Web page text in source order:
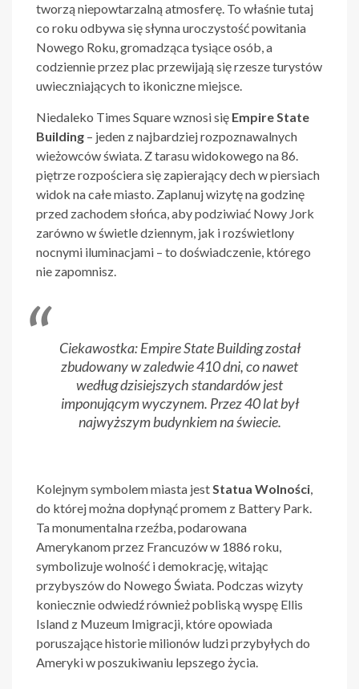
tworzą niepowtarzalną atmosferę. To właśnie tutaj
co roku odbywa się słynna uroczystość powitania
Nowego Roku, gromadząca tysiące osób, a
codziennie przez plac przewijają się rzesze turystów
uwieczniających to ikoniczne miejsce.
Niedaleko Times Square wznosi się Empire State
Building – jeden z najbardziej rozpoznawalnych
wieżowców świata. Z tarasu widokowego na 86.
piętrze rozpościera się zapierający dech w piersiach
widok na całe miasto. Zaplanuj wizytę na godzinę
przed zachodem słońca, aby podziwiać Nowy Jork
zarówno w świetle dziennym, jak i rozświetlony
nocnymi iluminacjami – to doświadczenie, którego
nie zapomnisz.
Ciekawostka: Empire State Building został
zbudowany w zaledwie 410 dni, co nawet
według dzisiejszych standardów jest
imponującym wyczynem. Przez 40 lat był
najwyższym budynkiem na świecie.
Kolejnym symbolem miasta jestStatua Wolności,
do której można dopłynąć promem z Battery Park.
Ta monumentalna rzeźba, podarowana
Amerykanom przez Francuzów w 1886 roku,
symbolizuje wolność i demokrację, witając
przybyszów do Nowego Świata. Podczas wizyty
koniecznie odwiedź również pobliską wyspę Ellis
Island z Muzeum Imigracji, które opowiada
poruszające historie milionów ludzi przybyłych do
Ameryki w poszukiwaniu lepszego życia.